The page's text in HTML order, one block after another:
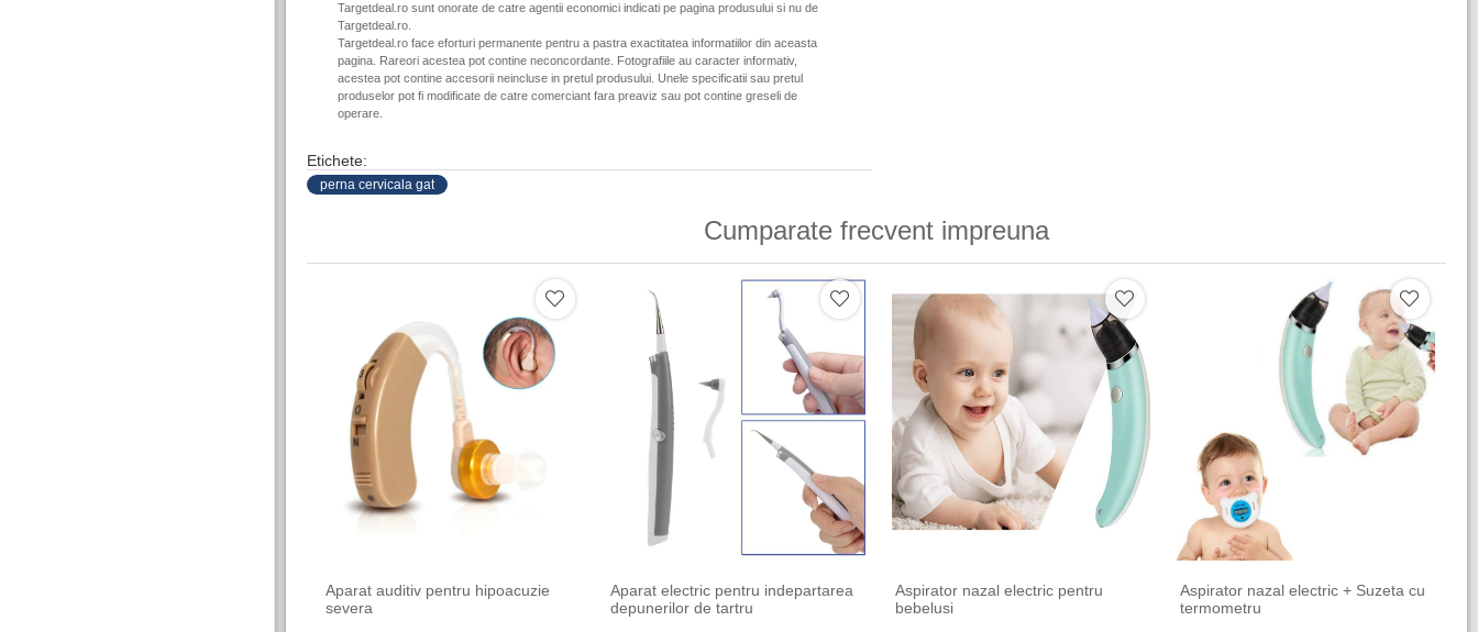
Targetdeal.ro sunt onorate de catre agentii economici indicati pe pagina produsului si nu de
Targetdeal.ro.
Targetdeal.ro face eforturi permanente pentru a pastra exactitatea informatiilor din aceasta
pagina. Rareori acestea pot contine neconcordante. Fotografiile au caracter informativ,
acestea pot contine accesorii neincluse in pretul produsului. Unele specificatii sau pretul
produselor pot fi modificate de catre comerciant fara preaviz sau pot contine greseli de
operare.
Etichete:
perna cervicala gat
Cumparate frecvent impreuna
Aparat auditiv pentru hipoacuzie
severa
Aparat electric pentru indepartarea
depunerilor de tartru
Aspirator nazal electric pentru
bebelusi
Aspirator nazal electric + Suzeta cu
termometru